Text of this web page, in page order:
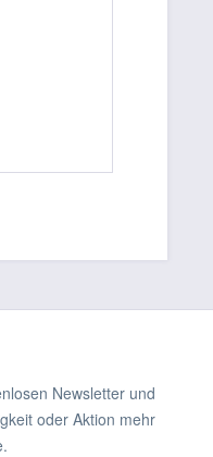
Newsletter und
oder Aktion mehr